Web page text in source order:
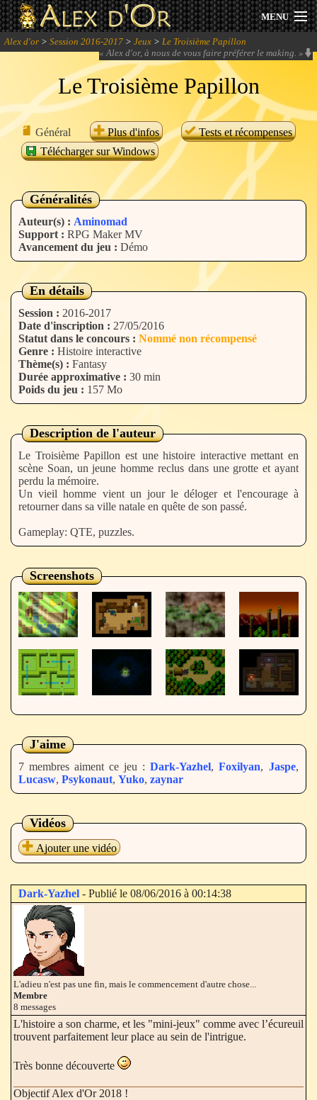
MENU
Actualités
Session 2026
Archives
Forum
Se connecter
S'inscrire
Alex d'or > Session 2016-2017 > Jeux > Le Troisième Papillon
«Alex d'or, à nous de vous faire préférer le making. »
Le Troisième Papillon
Général Plus d'infos
Tests et récompenses
Télécharger sur Windows
Généralités
Auteur(s) : Aminomad
Support : RPG Maker MV
Avancement du jeu : Démo
En détails
Session : 2016-2017
Date d'inscription : 27/05/2016
Statut dans le concours : Nommé non récompensé
Genre : Histoire interactive
Thème(s) : Fantasy
Durée approximative : 30 min
Poids du jeu : 157 Mo
Description de l'auteur
Le Troisième Papillon est une histoire interactive mettant en
scène Soan, un jeune homme reclus dans une grotte et ayant
perdu la mémoire.
Un vieil homme vient un jour le déloger et l'encourage à
retourner dans sa ville natale en quête de son passé.
Gameplay: QTE, puzzles.
Screenshots
J'aime
7 membres aiment ce jeu : Dark-Yazhel, Foxilyan, Jaspe,
Lucasw, Psykonaut, Yuko, zaynar
Vidéos
Ajouter une vidéo
Dark-Yazhel - Publié le 08/06/2016 à 00:14:38
L'adieu n'est pas une fin, mais le commencement d'autre chose...
Membre
8 messages
L'histoire a son charme, et les "mini-jeux" comme avec l’écureuil
trouvent parfaitement leur place au sein de l'intrigue.
Très bonne découverte
Objectif Alex d'Or 2018 !